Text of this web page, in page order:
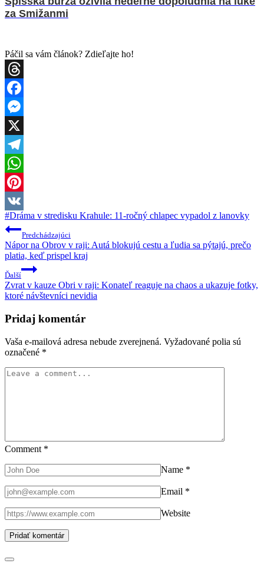
za Smižanmi
Páčil sa vám článok? Zdieľajte ho!
Threads
Facebook
Messenger
X
Telegram
WhatsApp
Pinterest
VK
Post
Tags:
#Dráma v stredisku Krahule: 11-ročný chlapec vypadol z lanovky
Navigácia
v
článku
Predchádzajúci
Nápor na Obrov v raji: Autá blokujú cestu a ľudia sa pýtajú, prečo
platia, keď prispel kraj
Ďalší
Zvrat v kauze Obri v raji: Konateľ reaguje na chaos a ukazuje fotky,
ktoré návštevníci nevidia
Pridaj komentár
Vaša e-mailová adresa nebude zverejnená. Vyžadované polia sú
označené *
Comment *
Name *
Email *
Website